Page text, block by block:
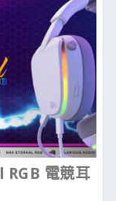
電競耳